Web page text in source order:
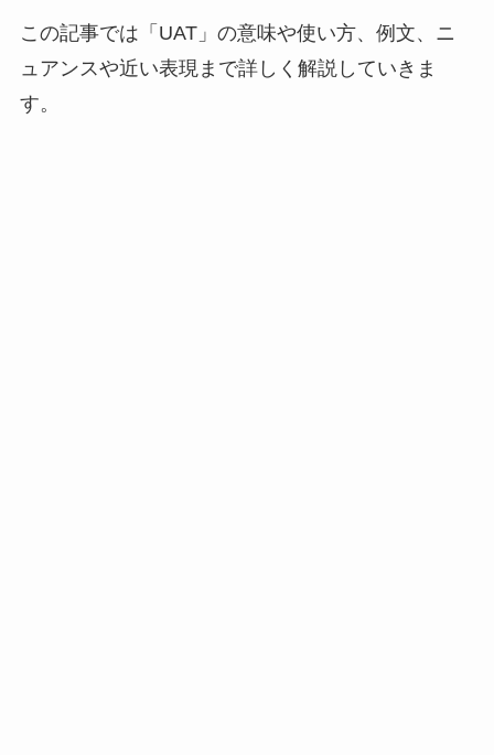
この記事では「UAT」の意味や使い方、例文、ニ
ュアンスや近い表現まで詳しく解説していきま
す。